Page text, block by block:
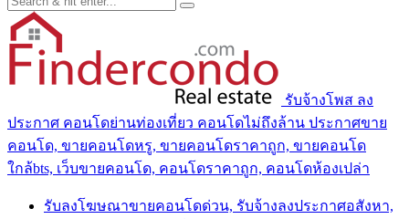
รับจ้างโพส ลง
ประกาศ คอนโดย่านท่องเที่ยว คอนโดไม่ถึงล้าน ประกาศขาย
คอนโด, ขายคอนโดหรู, ขายคอนโดราคาถูก, ขายคอนโด
ใกล้bts, เว็บขายคอนโด, คอนโดราคาถูก, คอนโดห้องเปล่า
รับลงโฆษณาขายคอนโดด่วน, รับจ้างลงประกาศอสังหา,